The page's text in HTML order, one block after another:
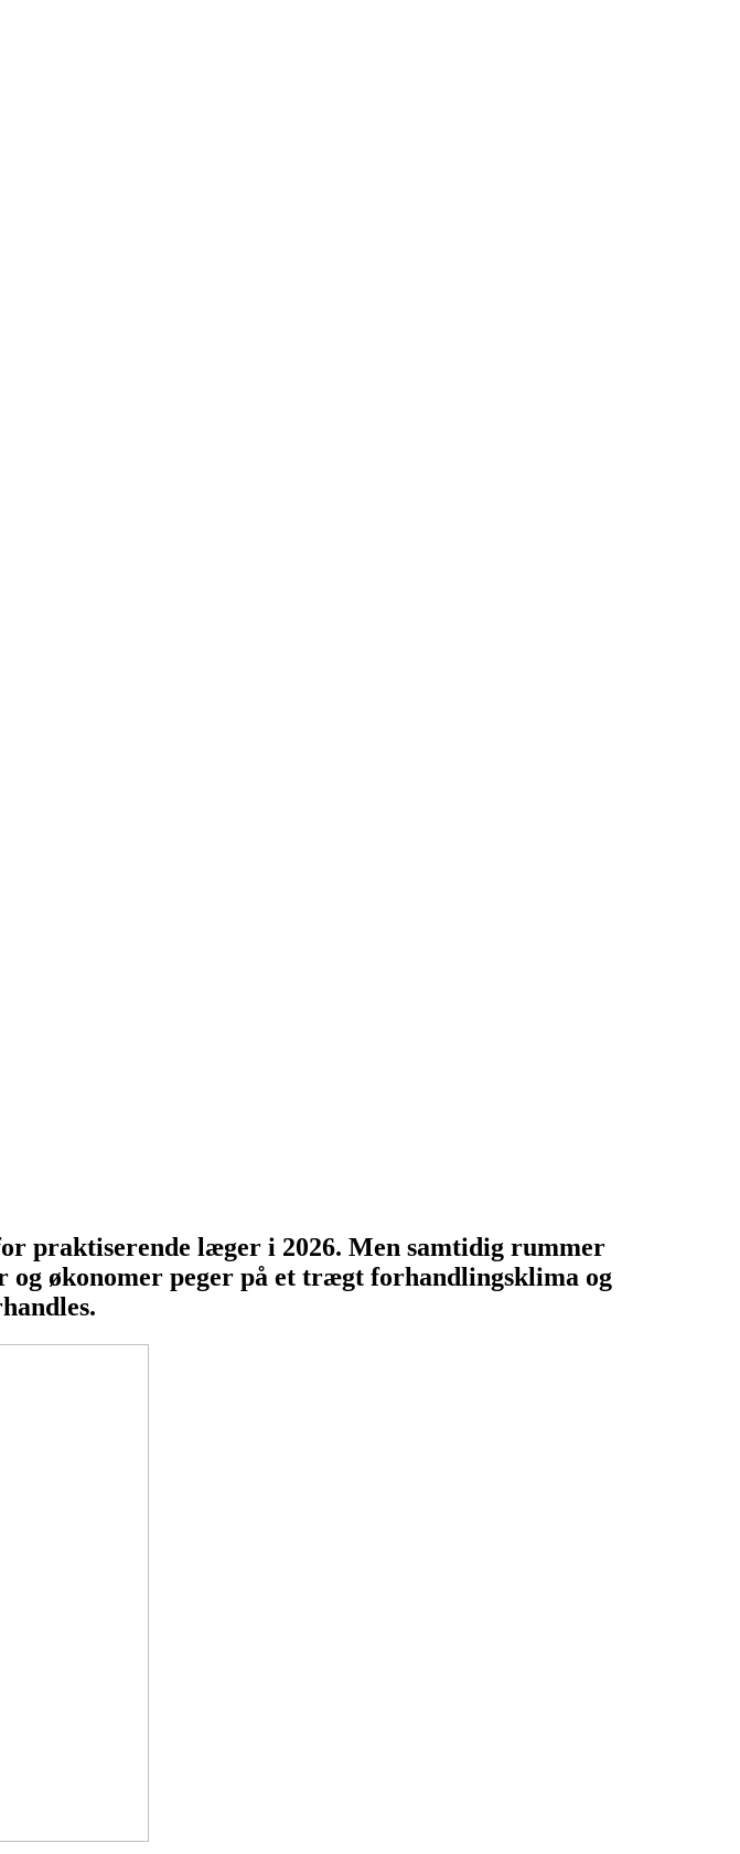
praktiserende læger i 2026. Men samtidig rummer
økonomer peger på et trægt forhandlingsklima og